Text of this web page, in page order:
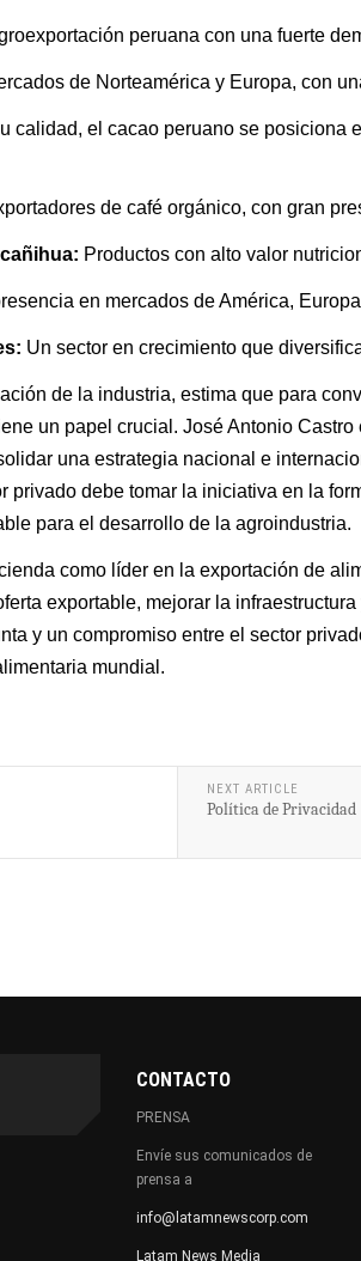
peruana con una fuerte
de Norteamérica y Europa, con
calidad, el cacao peruano se posiciona
de café orgánico, con gran
Productos con alto valor
en mercados de América,
Un sector en crecimiento que
de la industria, estima que para
un papel crucial. José Antonio
una estrategia nacional e
privado debe tomar la iniciativa en la
para el desarrollo de la agroindustria.
como líder en la exportación de
exportable, mejorar la
y un compromiso entre el sector
mundial.
NEXT ARTICLE
Política de Privacidad
CONTACTO
PRENSA
Envíe sus comunicados de
prensa a
info@latamnewscorp.com
Latam News Media